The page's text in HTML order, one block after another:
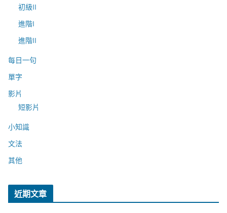
初級II
進階I
進階II
每日一句
單字
影片
短影片
小知識
文法
其他
近期文章